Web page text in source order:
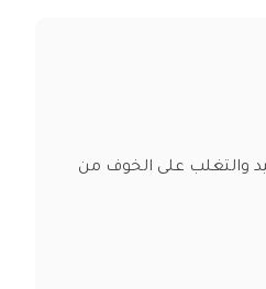
بروح العيد والتغلب على الخوف من